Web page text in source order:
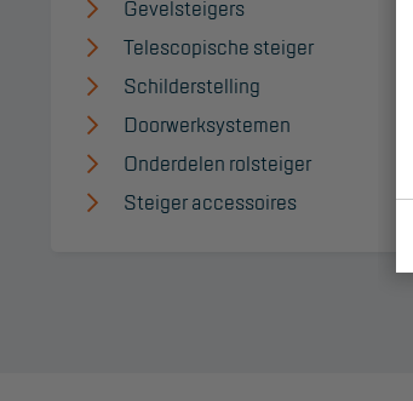
Reparatie en
onderhoud
Aanmelden
Inspectiewekker
Gevelsteigers
Telescopische steiger
Schilderstelling
Doorwerksystemen
Onderdelen rolsteiger
Steiger accessoires